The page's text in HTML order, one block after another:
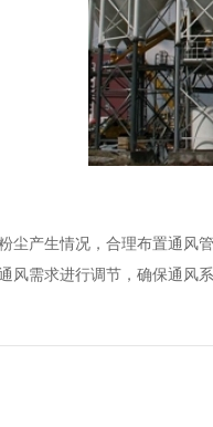
产生情况，合理布置通风
需求进行调节，确保通风系